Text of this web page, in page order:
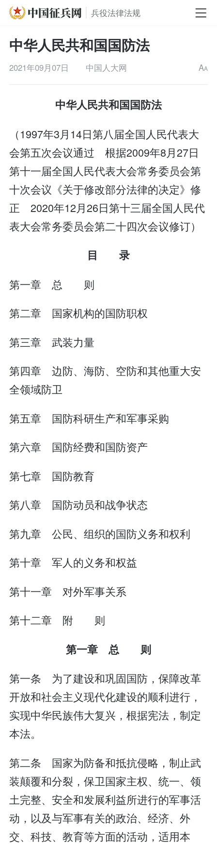
兵役法律法规
中华人民共和国国防法
2021年09月07日 中国人大网 AA
中华人民共和国国防法
（1997年3月14日第八届全国人民代表大
会第五次会议通过 根据2009年8月27日
第十一届全国人民代表大会常务委员会第
十次会议《关于修改部分法律的决定》修
正 2020年12月26日第十三届全国人民代
表大会常务委员会第二十四次会议修订）
目 录
第一章 总 则
第二章 国家机构的国防职权
第三章 武装力量
第四章 边防、海防、空防和其他重大安
全领域防卫
第五章 国防科研生产和军事采购
第六章 国防经费和国防资产
第七章 国防教育
第八章 国防动员和战争状态
第九章 公民、组织的国防义务和权利
第十章 军人的义务和权益
第十一章 对外军事关系
第十二章 附 则
第一章 总 则
第一条 为了建设和巩固国防，保障改革
开放和社会主义现代化建设的顺利进行，
实现中华民族伟大复兴，根据宪法，制定
本法。
第二条 国家为防备和抵抗侵略，制止武
装颠覆和分裂，保卫国家主权、统一、领
土完整、安全和发展利益所进行的军事活
动，以及与军事有关的政治、经济、外
交、科技、教育等方面的活动，适用本